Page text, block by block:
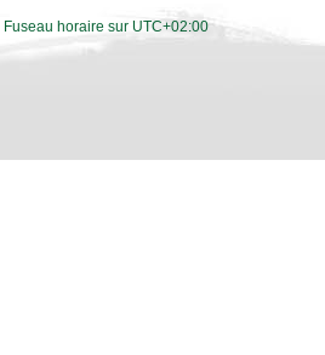
Fuseau horaire sur UTC+02:00